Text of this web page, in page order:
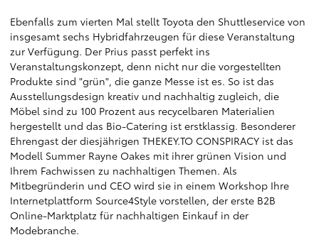
Ebenfalls zum vierten Mal stellt Toyota den Shuttleservice von
insgesamt sechs Hybridfahrzeugen für diese Veranstaltung
zur Verfügung. Der Prius passt perfekt ins
Veranstaltungskonzept, denn nicht nur die vorgestellten
Produkte sind "grün", die ganze Messe ist es. So ist das
Ausstellungsdesign kreativ und nachhaltig zugleich, die
Möbel sind zu 100 Prozent aus recycelbaren Materialien
hergestellt und das Bio-Catering ist erstklassig. Besonderer
Ehrengast der diesjährigen THEKEY.TO CONSPIRACY ist das
Modell Summer Rayne Oakes mit ihrer grünen Vision und
Ihrem Fachwissen zu nachhaltigen Themen. Als
Mitbegründerin und CEO wird sie in einem Workshop Ihre
Internetplattform Source4Style vorstellen, der erste B2B
Online-Marktplatz für nachhaltigen Einkauf in der
Modebranche.